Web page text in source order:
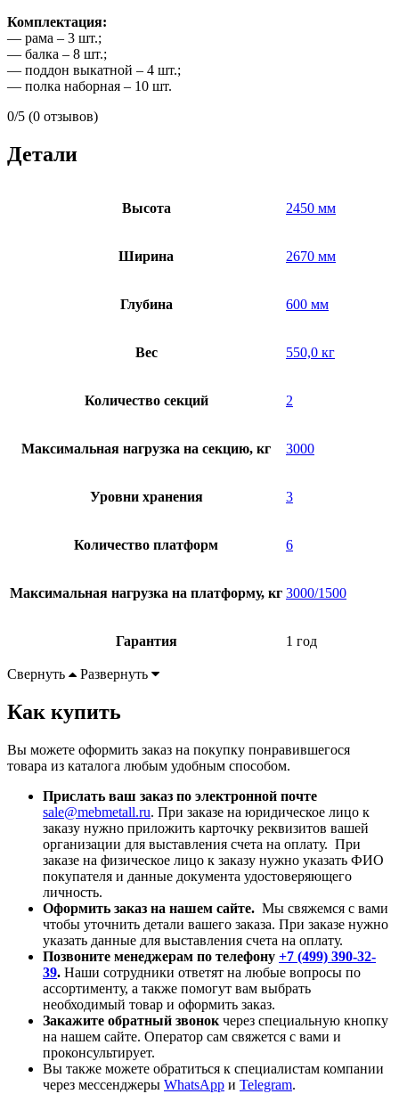
Комплектация:
— рама – 3 шт.;
— балка – 8 шт.;
— поддон выкатной – 4 шт.;
— полка наборная – 10 шт.
0/5 (0 отзывов)
Детали
Высота 2450 мм
Ширина 2670 мм
Глубина 600 мм
Вес 550,0 кг
Количество секций 2
Максимальная нагрузка на секцию, кг 3000
Уровни хранения 3
Количество платформ 6
Максимальная нагрузка на платформу, кг 3000/1500
Гарантия 1 год
Свернуть Развернуть
Как купить
Вы можете оформить заказ на покупку понравившегося
товара из каталога любым удобным способом.
Прислать ваш заказ по электронной почте
sale@mebmetall.ru. При заказе на юридическое лицо к
заказу нужно приложить карточку реквизитов вашей
организации для выставления счета на оплату. При
заказе на физическое лицо к заказу нужно указать ФИО
покупателя и данные документа удостоверяющего
личность.
Оформить заказ на нашем сайте. Мы свяжемся с вами
чтобы уточнить детали вашего заказа. При заказе нужно
указать данные для выставления счета на оплату.
Позвоните менеджерам по телефону +7 (499) 390-32-
39. Наши сотрудники ответят на любые вопросы по
ассортименту, а также помогут вам выбрать
необходимый товар и оформить заказ.
Закажите обратный звонок через специальную кнопку
на нашем сайте. Оператор сам свяжется с вами и
проконсультирует.
Вы также можете обратиться к специалистам компании
через мессенджеры WhatsApp и Telegram.